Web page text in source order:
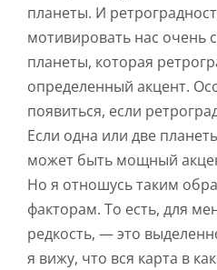
планеты. И
мотивировать нас очень
планеты, которая
определенный акцент.
появиться, если
Если одна или две
может быть мощный
Но я отношусь таким
факторам. То есть, для
редкость, — это
я вижу, что вся карта в